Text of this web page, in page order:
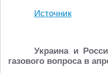
Источник
Украина и
газового вопроса в